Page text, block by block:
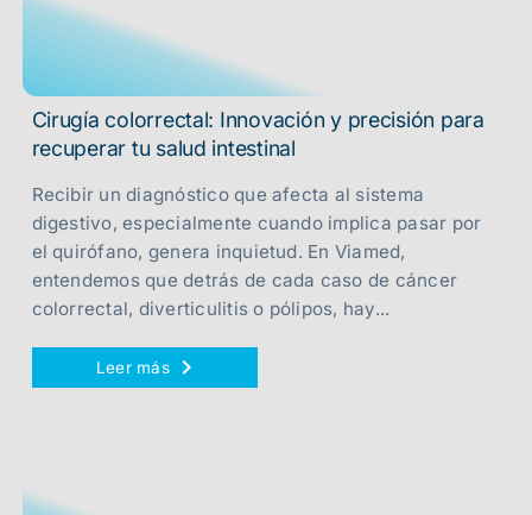
Cirugía colorrectal: Innovación y precisión para
recuperar tu salud intestinal
Recibir un diagnóstico que afecta al sistema
digestivo, especialmente cuando implica pasar por
el quirófano, genera inquietud. En Viamed,
entendemos que detrás de cada caso de cáncer
colorrectal, diverticulitis o pólipos, hay...
Leer más